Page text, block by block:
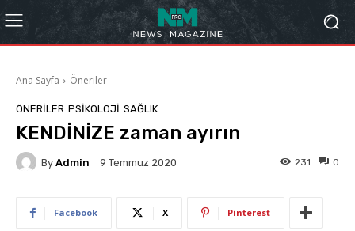
Ana Sayfa Öneriler
ÖNERILER PSIKOLOJI SAĞLIK
KENDİNİZE zaman ayırın
By Admin 9 Temmuz 2020 0
231
Facebook X Pinterest